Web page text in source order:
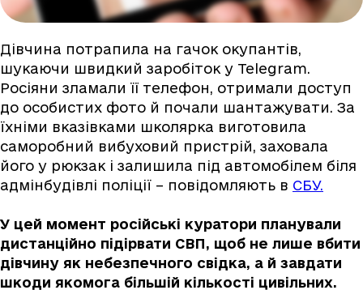
Дівчина потрапила на гачок окупантів,
шукаючи швидкий заробіток у Telegram.
Росіяни зламали її телефон, отримали доступ
до особистих фото й почали шантажувати. За
їхніми вказівками школярка виготовила
саморобний вибуховий пристрій, заховала
його у рюкзак і залишила під автомобілем біля
адмінбудівлі поліції – повідомляють в СБУ.
У цей момент російські куратори планували
дистанційно підірвати СВП, щоб не лише вбити
дівчину як небезпечного свідка, а й завдати
шкоди якомога більшій кількості цивільних.